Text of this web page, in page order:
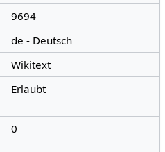
9694
de - Deutsch
Wikitext
Erlaubt
0